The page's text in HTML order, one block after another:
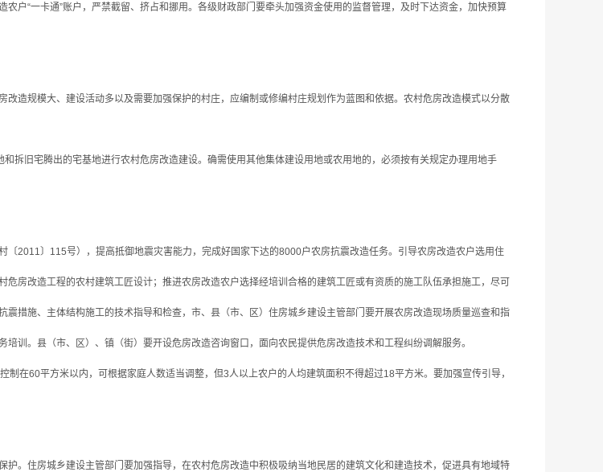
户“一卡通”账户，严禁截留、挤占和挪用。各级财政部门要牵头加强资金使用的监督管理，及时下达资金，加快预算
规模大、建设活动多以及需要加强保护的村庄，应编制或修编村庄规划作为蓝图和依据。农村危房改造模式以分散
旧宅腾出的宅基地进行农村危房改造建设。确需使用其他集体建设用地或农用地的，必须按有关规定办理用地手
2011〕115号），提高抵御地震灾害能力，完成好国家下达的8000户农房抗震改造任务。引导农房改造农户选用住
房改造工程的农村建筑工匠设计；推进农房改造农户选择经培训合格的建筑工匠或有资质的施工队伍承担施工，尽可
措施、主体结构施工的技术指导和检查，市、县（市、区）住房城乡建设主管部门要开展农房改造现场质量巡查和指
训。县（市、区）、镇（街）要开设危房改造咨询窗口，面向农民提供危房改造技术和工程纠纷调解服务。
60平方米以内，可根据家庭人数适当调整，但3人以上农户的人均建筑面积不得超过18平方米。要加强宣传引导，
住房城乡建设主管部门要加强指导，在农村危房改造中积极吸纳当地民居的建筑文化和建造技术，促进具有地域特